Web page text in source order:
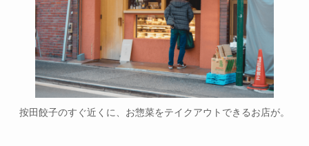
按田餃子のすぐ近くに、お惣菜をテイクアウトできるお店が。